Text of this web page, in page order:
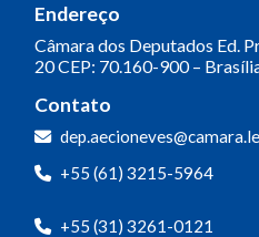
Endereço
Câmara dos Deputados Ed.
20CEP: 70.160-900 –
Contato
+55 (61) 3215-5964
+55 (31) 3261-0121